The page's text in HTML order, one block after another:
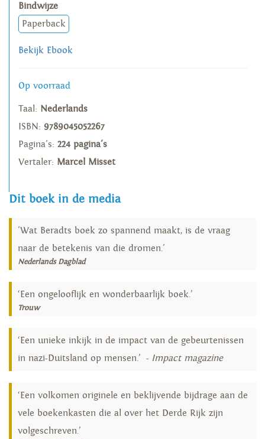
Bindwijze
Paperback
Bekijk Ebook
Op voorraad
Taal: Nederlands
ISBN: 9789045052267
Pagina's: 224 pagina's
Vertaler: Marcel Misset
Dit boek in de media
'Wat Beradts boek zo spannend maakt, is de vraag
naar de betekenis van die dromen.'
Nederlands Dagblad
‘Een ongelooflijk en wonderbaarlijk boek.’
Trouw
‘Een unieke inkijk in de impact van de gebeurtenissen
in nazi-Duitsland op mensen.’ - Impact magazine
‘Een volkomen originele en beklijvende bijdrage aan de
vele boekenkasten die al over het Derde Rijk zijn
volgeschreven.’